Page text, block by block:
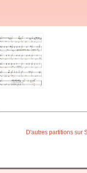
D'autres partitions sur